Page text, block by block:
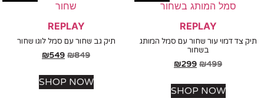
REPLAY
דמוי עור שחור עם סמל המותג
בשחור
₪
₪299
SHOP NOW
REPLAY
תיק גב שחור עם סמל לוגו שחור
₪
₪549
SHOP NOW